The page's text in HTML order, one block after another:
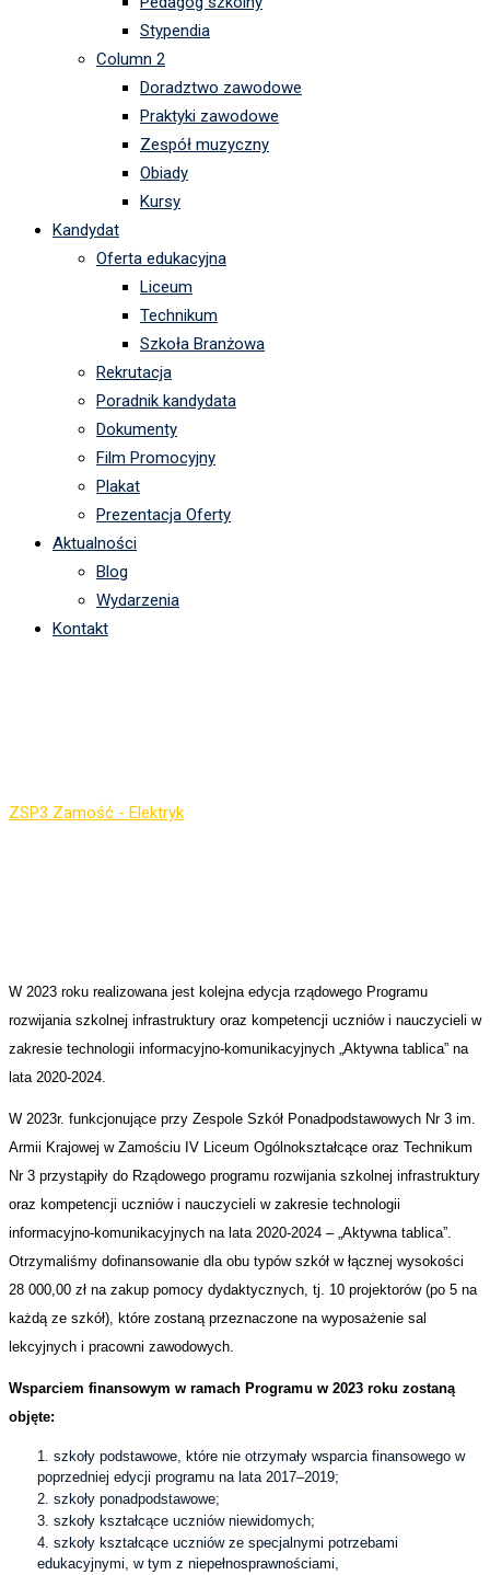
Stypendia
Column 2
Doradztwo zawodowe
Praktyki zawodowe
Zespół muzyczny
Obiady
Kursy
Kandydat
Oferta edukacyjna
Liceum
Technikum
Szkoła Branżowa
Rekrutacja
Poradnik kandydata
Dokumenty
Film Promocyjny
Plakat
Prezentacja Oferty
Aktualności
Blog
Wydarzenia
Kontakt
ZSP3 Zamość - Elektryk
W 2023 roku realizowana jest kolejna edycja rządowego Programu
rozwijania szkolnej infrastruktury oraz kompetencji uczniów i nauczycieli w
zakresie technologii informacyjno-komunikacyjnych „Aktywna tablica” na
lata 2020-2024.
W 2023r. funkcjonujące przy Zespole Szkół Ponadpodstawowych Nr 3 im.
Armii Krajowej w Zamościu IV Liceum Ogólnokształcące oraz Technikum
Nr 3 przystąpiły do Rządowego programu rozwijania szkolnej infrastruktury
oraz kompetencji uczniów i nauczycieli w zakresie technologii
informacyjno-komunikacyjnych na lata 2020-2024 – „Aktywna tablica”.
Otrzymaliśmy dofinansowanie dla obu typów szkół w łącznej wysokości
28 000,00 zł na zakup pomocy dydaktycznych, tj. 10 projektorów (po 5 na
każdą ze szkół), które zostaną przeznaczone na wyposażenie sal
lekcyjnych i pracowni zawodowych.
Wsparciem finansowym w ramach Programu w 2023 roku zostaną
objęte:
szkoły podstawowe, które nie otrzymały wsparcia finansowego w
poprzedniej edycji programu na lata 2017–2019;
szkoły ponadpodstawowe;
szkoły kształcące uczniów niewidomych;
szkoły kształcące uczniów ze specjalnymi potrzebami
edukacyjnymi, w tym z niepełnosprawnościami,